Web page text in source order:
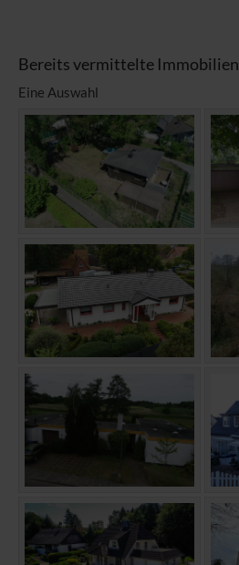
Bereits vermittelte Immobilien
Eine Auswahl